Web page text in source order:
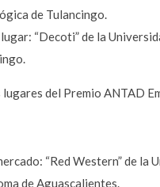
de Tulancingo.
“Decoti” de la
lugares del Premio ANTAD
“Red Western” de la
de Aguascalientes.